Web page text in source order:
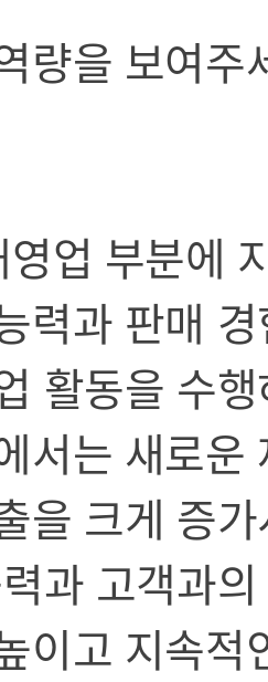
량을 보여주
업 부분에
력과 판매
활동을 수
서는 새로
을 크게 증
과 고객과
이고 지속